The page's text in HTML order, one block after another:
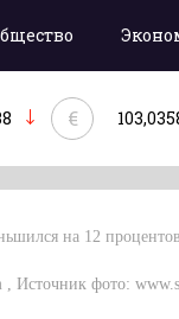
€
на 12 процентов
Источник фото: